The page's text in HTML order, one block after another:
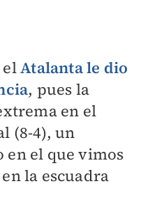
elAtalanta le dio
, pues la
en el
(8-4), un
el que vimos
la escuadra